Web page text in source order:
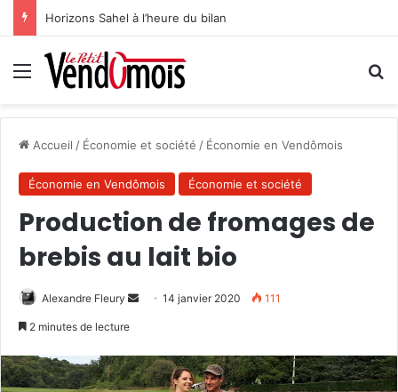
Horizons Sahel à l’heure du bilan
Menu
Accueil / Économie et société / Économie en Vendômois
Économie en Vendômois Économie et société
Production de fromages de
brebis au lait bio
Alexandre Fleury
o
y
14 janvier 2020 111
2 minutes de lecture